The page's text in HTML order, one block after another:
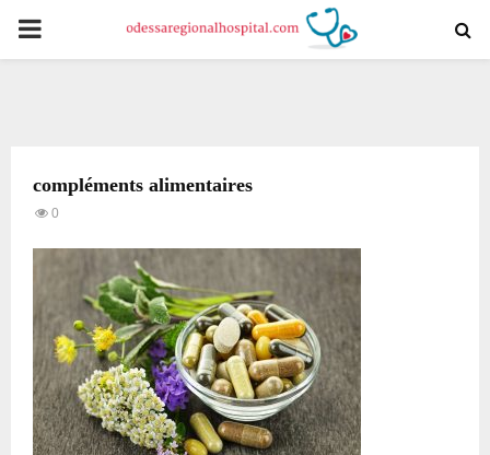
PRIMARY
compléments alimentaires
0